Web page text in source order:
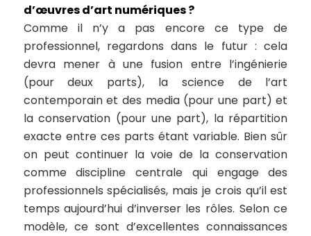
d’œuvres d’art numériques ?
Comme il n’y a pas encore ce type de
professionnel, regardons dans le futur : cela
devra mener à une fusion entre l’ingénierie
(pour deux parts), la science de l’art
contemporain et des media (pour une part) et
la conservation (pour une part), la répartition
exacte entre ces parts étant variable. Bien sûr
on peut continuer la voie de la conservation
comme discipline centrale qui engage des
professionnels spécialisés, mais je crois qu’il est
temps aujourd’hui d’inverser les rôles. Selon ce
modèle, ce sont d’excellentes connaissances